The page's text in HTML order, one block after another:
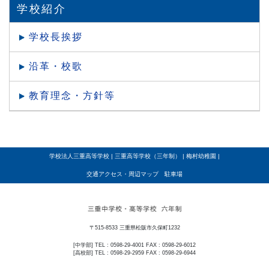
学校紹介
学校長挨拶
沿革・校歌
教育理念・方針等
学校法人三重高等学校 | 三重高等学校（三年制） | 梅村幼稚園 |
交通アクセス・周辺マップ 駐車場
〒515-8533 三重県松阪市久保町1232
[中学部] TEL : 0598-29-4001 FAX : 0598-29-6012
[高校部] TEL : 0598-29-2959 FAX : 0598-29-6944